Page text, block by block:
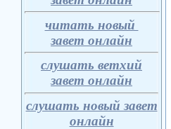
читать новый
завет онлайн
слушать ветхий
завет онлайн
слушать новый завет
онлайн